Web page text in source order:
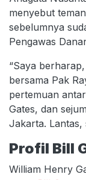
menyebut
sebelumnya
Pengawas
“Saya
bersama Pak
pertemuan
Gates, dan
Jakarta. Lantas,
Profil Bill
William Henry